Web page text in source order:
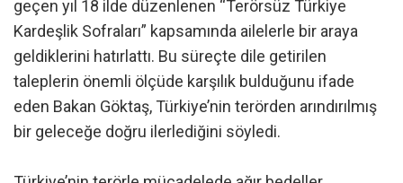
geçen yıl 18 ilde düzenlenen “Terörsüz Türkiye
Kardeşlik Sofraları” kapsamında ailelerle bir araya
geldiklerini hatırlattı. Bu süreçte dile getirilen
taleplerin önemli ölçüde karşılık bulduğunu ifade
eden Bakan Göktaş, Türkiye’nin terörden arındırılmış
bir geleceğe doğru ilerlediğini söyledi.